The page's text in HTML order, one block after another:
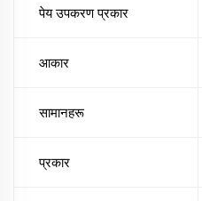
पेय उपकरण प्रकार
आकार
सामानहरू
प्रकार